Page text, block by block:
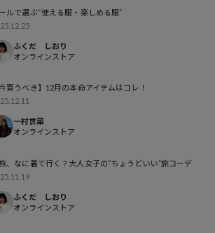
ッコ良いと思うものをセレクト。積極的に楽し
クとして、アメリカンライフスタイルの楽しみ
ショップです。
ルで選ぶ“使える服・楽しめる服”
ふくだ しおり
オンラインストア
今買うべき】12月の本命アイテムはコレ！
一村世菜
オンラインストア
、なに着て行く？大人女子の“ちょうどいい”旅コーデ
ふくだ しおり
オンラインストア